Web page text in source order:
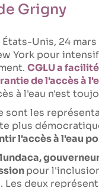
Grigny
États-Unis, 24
York pour
CGLU a
de l'accès à
à l'eau n'est
sont les
plus
l'accès à l'eau
pour
Les deux